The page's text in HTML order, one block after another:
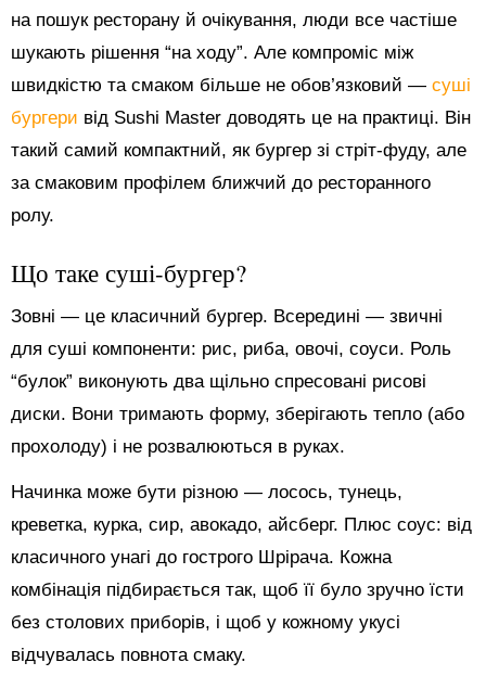
на пошук ресторану й очікування, люди все частіше
шукають рішення “на ходу”. Але компроміс між
швидкістю та смаком більше не обов’язковий — суші
бургери від Sushi Master доводять це на практиці. Він
такий самий компактний, як бургер зі стріт-фуду, але
за смаковим профілем ближчий до ресторанного
ролу.
Що таке суші-бургер?
Зовні — це класичний бургер. Всередині — звичні
для суші компоненти: рис, риба, овочі, соуси. Роль
“булок” виконують два щільно спресовані рисові
диски. Вони тримають форму, зберігають тепло (або
прохолоду) і не розвалюються в руках.
Начинка може бути різною — лосось, тунець,
креветка, курка, сир, авокадо, айсберг. Плюс соус: від
класичного унагі до гострого Шрірача. Кожна
комбінація підбирається так, щоб її було зручно їсти
без столових приборів, і щоб у кожному укусі
відчувалась повнота смаку.